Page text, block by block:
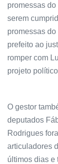
promessas
serem
promessas do
prefeito ao
romper com
projeto
O gestor
deputados
Rodrigues
articuladores
últimos dias e